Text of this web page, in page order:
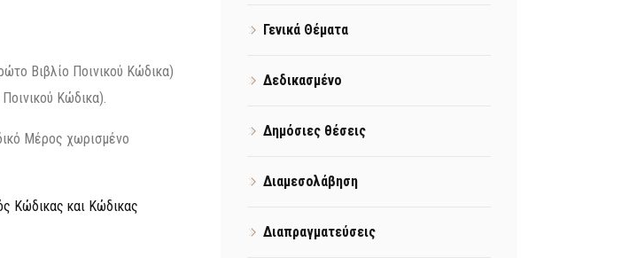
Βιβλίο Ποινικού Κώδικα)
Κώδικα).
Μέρος χωρισμένο
Κώδικας και Κώδικας
Γενικά Θέματα
Δεδικασμένο
Δημόσιες θέσεις
Διαμεσολάβηση
Διαπραγματεύσεις